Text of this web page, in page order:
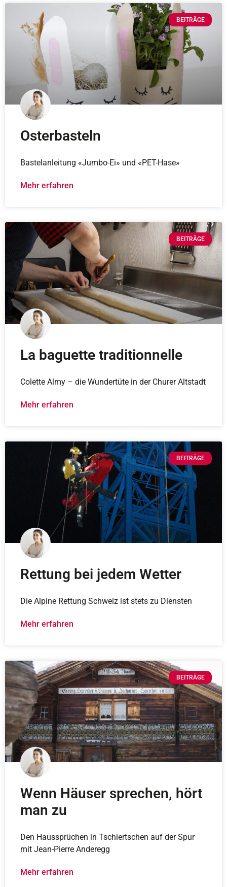
BEITRÄGE
Osterbasteln
Bastelanleitung «Jumbo-Ei» und «PET-Hase»
Mehr erfahren
BEITRÄGE
La baguette traditionnelle
Colette Almy – die Wundertüte in der Churer Altstadt
Mehr erfahren
BEITRÄGE
Rettung bei jedem Wetter
Die Alpine Rettung Schweiz ist stets zu Diensten
Mehr erfahren
BEITRÄGE
Wenn Häuser sprechen, hört
man zu
Den Haussprüchen in Tschiertschen auf der Spur
mit Jean-Pierre Anderegg
Mehr erfahren